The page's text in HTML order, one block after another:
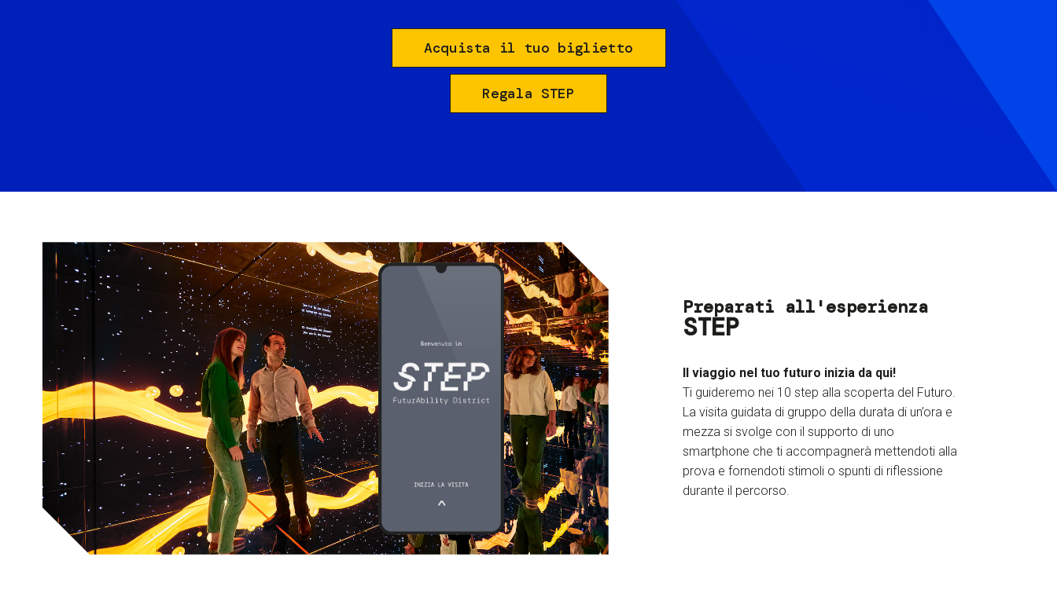
Acquista il tuo biglietto
Regala STEP
Preparati all'esperienza
STEP
Il viaggio nel tuo futuro inizia da qui!
Ti guideremo nei 10 step alla scoperta del Futuro.
La visita guidata di gruppo della durata di un’ora e
mezza si svolge con il supporto di uno
smartphone che ti accompagnerà mettendoti alla
prova e fornendoti stimoli o spunti di riflessione
durante il percorso.